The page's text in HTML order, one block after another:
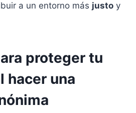
a un entorno más justo y
proteger tu
hacer una